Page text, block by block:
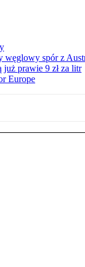
węglowy spór z
prawie 9 zł za litr
Europe